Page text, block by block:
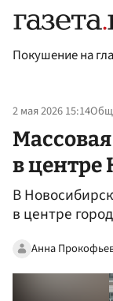
Покушение на
2 мая 2026 15:14
в центре
В
в центре
Анна